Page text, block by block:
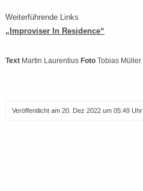
Weiterführende Links
„Improviser In Residence“
Text Martin Laurentius Foto Tobias Müller
Veröffentlicht am 20. Dez 2022 um 05:49 Uhr